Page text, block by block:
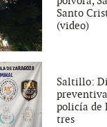
Santo
(video)
Saltillo:
preventiva
policía de
tres